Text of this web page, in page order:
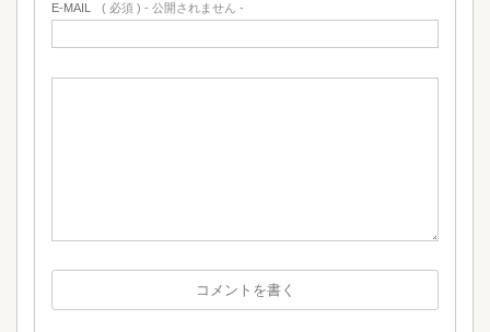
E-MAIL ( 必須 ) - 公開されません -